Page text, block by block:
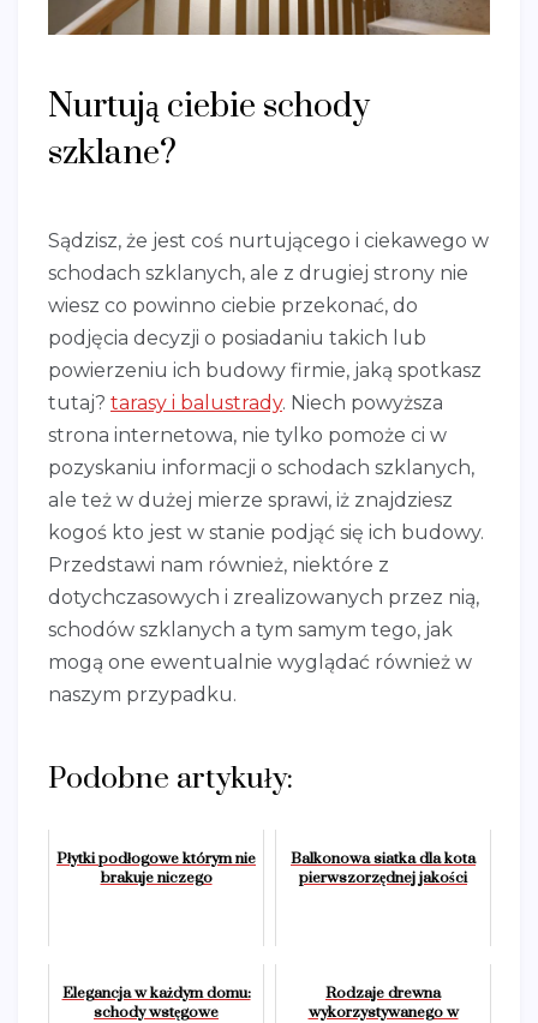
Nurtują ciebie schody
szklane?
Sądzisz, że jest coś nurtującego i ciekawego w
schodach szklanych, ale z drugiej strony nie
wiesz co powinno ciebie przekonać, do
podjęcia decyzji o posiadaniu takich lub
powierzeniu ich budowy firmie, jaką spotkasz
tutaj? tarasy i balustrady. Niech powyższa
strona internetowa, nie tylko pomoże ci w
pozyskaniu informacji o schodach szklanych,
ale też w dużej mierze sprawi, iż znajdziesz
kogoś kto jest w stanie podjąć się ich budowy.
Przedstawi nam również, niektóre z
dotychczasowych i zrealizowanych przez nią,
schodów szklanych a tym samym tego, jak
mogą one ewentualnie wyglądać również w
naszym przypadku.
Podobne artykuły:
Płytki podłogowe którym nie
brakuje niczego
Balkonowa siatka dla kota
pierwszorzędnej jakości
Elegancja w każdym domu:
schody wstęgowe
Rodzaje drewna
wykorzystywanego w